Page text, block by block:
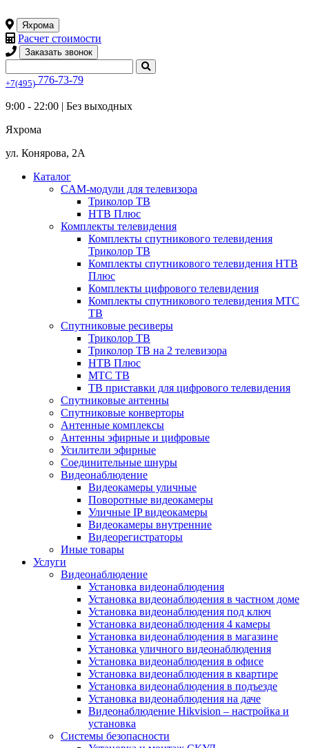
Яхрома
Расчет стоимости
Заказать звонок
+7(495) 776-73-79
9:00 - 22:00 | Без выходных
Яхрома
ул. Конярова, 2А
Каталог
CAM-модули для телевизора
Триколор ТВ
НТВ Плюс
Комплекты телевидения
Комплекты спутникового телевидения
Триколор ТВ
Комплекты спутникового телевидения НТВ
Плюс
Комплекты цифрового телевидения
Комплекты спутникового телевидения МТС
ТВ
Спутниковые ресиверы
Триколор ТВ
Триколор ТВ на 2 телевизора
НТВ Плюс
МТС ТВ
ТВ приставки для цифрового телевидения
Спутниковые антенны
Спутниковые конверторы
Антенные комплексы
Антенны эфирные и цифровые
Усилители эфирные
Соединительные шнуры
Видеонаблюдение
Видеокамеры уличные
Поворотные видеокамеры
Уличные IP видеокамеры
Видеокамеры внутренние
Видеорегистраторы
Иные товары
Услуги
Видеонаблюдение
Установка видеонаблюдения
Установка видеонаблюдения в частном доме
Установка видеонаблюдения под ключ
Установка видеонаблюдения 4 камеры
Установка видеонаблюдения в магазине
Установка уличного видеонаблюдения
Установка видеонаблюдения в офисе
Установка видеонаблюдения в квартире
Установка видеонаблюдения в подъезде
Установка видеонаблюдения на даче
Видеонаблюдение Hikvision – настройка и
установка
Системы безопасности